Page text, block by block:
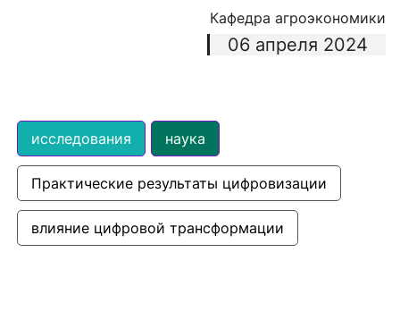
Кафедра агроэкономики
06 апреля 2024
исследования наука
Практические результаты цифровизации
влияние цифровой трансформации